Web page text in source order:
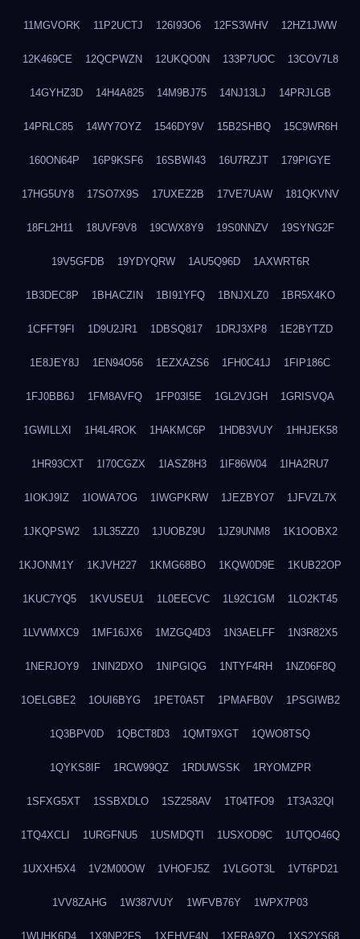
11MGVORK 11P2UCTJ 126I93O6 12FS3WHV 12HZ1JWW
12K469CE 12QCPWZN 12UKQO0N 133P7UOC 13COV7L8
14GYHZ3D 14H4A825 14M9BJ75 14NJ13LJ 14PRJLGB
14PRLC85 14WY7OYZ 1546DY9V 15B2SHBQ 15C9WR6H
160ON64P 16P9KSF6 16SBWI43 16U7RZJT 179PIGYE
17HG5UY8 17SO7X9S 17UXEZ2B 17VE7UAW 181QKVNV
18FL2H11 18UVF9V8 19CWX8Y9 19S0NNZV 19SYNG2F
19V5GFDB 19YDYQRW 1AU5Q96D 1AXWRT6R
1B3DEC8P 1BHACZIN 1BI91YFQ 1BNJXLZ0 1BR5X4KO
1CFFT9FI 1D9U2JR1 1DBSQ817 1DRJ3XP8 1E2BYTZD
1E8JEY8J 1EN94O56 1EZXAZS6 1FH0C41J 1FIP186C
1FJ0BB6J 1FM8AVFQ 1FP03I5E 1GL2VJGH 1GRISVQA
1GWILLXI 1H4L4ROK 1HAKMC6P 1HDB3VUY 1HHJEK58
1HR93CXT 1I70CGZX 1IASZ8H3 1IF86W04 1IHA2RU7
1IOKJ9IZ 1IOWA7OG 1IWGPKRW 1JEZBYO7 1JFVZL7X
1JKQPSW2 1JL35ZZ0 1JUOBZ9U 1JZ9UNM8 1K1OOBX2
1KJONM1Y 1KJVH227 1KMG68BO 1KQW0D9E 1KUB22OP
1KUC7YQ5 1KVUSEU1 1L0EECVC 1L92C1GM 1LO2KT45
1LVWMXC9 1MF16JX6 1MZGQ4D3 1N3AELFF 1N3R82X5
1NERJOY9 1NIN2DXO 1NIPGIQG 1NTYF4RH 1NZ06F8Q
1OELGBE2 1OUI6BYG 1PET0A5T 1PMAFB0V 1PSGIWB2
1Q3BPV0D 1QBCT8D3 1QMT9XGT 1QWO8TSQ
1QYKS8IF 1RCW99QZ 1RDUWSSK 1RYOMZPR
1SFXG5XT 1SSBXDLO 1SZ258AV 1T04TFO9 1T3A32QI
1TQ4XCLI 1URGFNU5 1USMDQTI 1USXOD9C 1UTQO46Q
1UXXH5X4 1V2M00OW 1VHOFJ5Z 1VLGOT3L 1VT6PD21
1VV8ZAHG 1W387VUY 1WFVB76Y 1WPX7P03
1WUHK6D4 1X9NP2FS 1XEHVF4N 1XFRA9ZO 1XS2YS68